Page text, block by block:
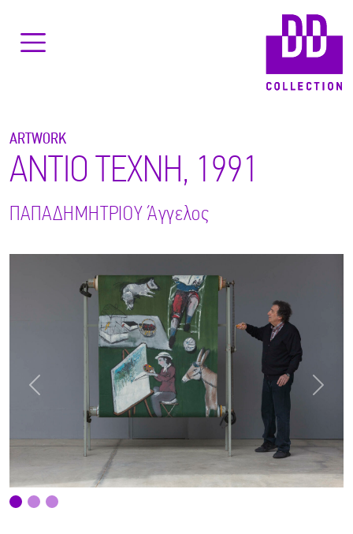
ARTWORK
ΑΝΤΙΟ ΤΕΧΝΗ, 1991
ΠΑΠΑΔΗΜΗΤΡΙΟΥ Άγγελος
Previous Next